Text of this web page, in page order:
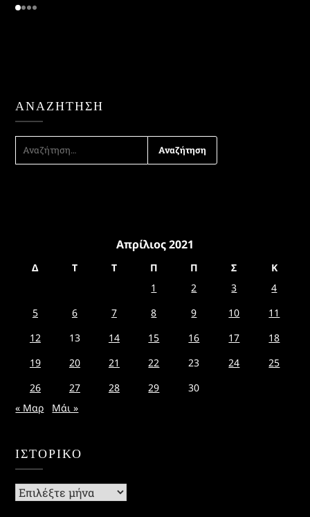
ΑΝΑΖΉΤΗΣΗ
ΓΙΑ:
Απρίλιος 2021
Δ Τ Τ Π Π Σ
Κ
1
2 3
4
5
6 7 8 9 10
11
12
13 14 15 16 17
18
19
20 21 22 23 24
25
26
27 28 29
30
« Μαρ
Μάι »
ΙΣΤΟΡΙΚΌ
Ιστορικό